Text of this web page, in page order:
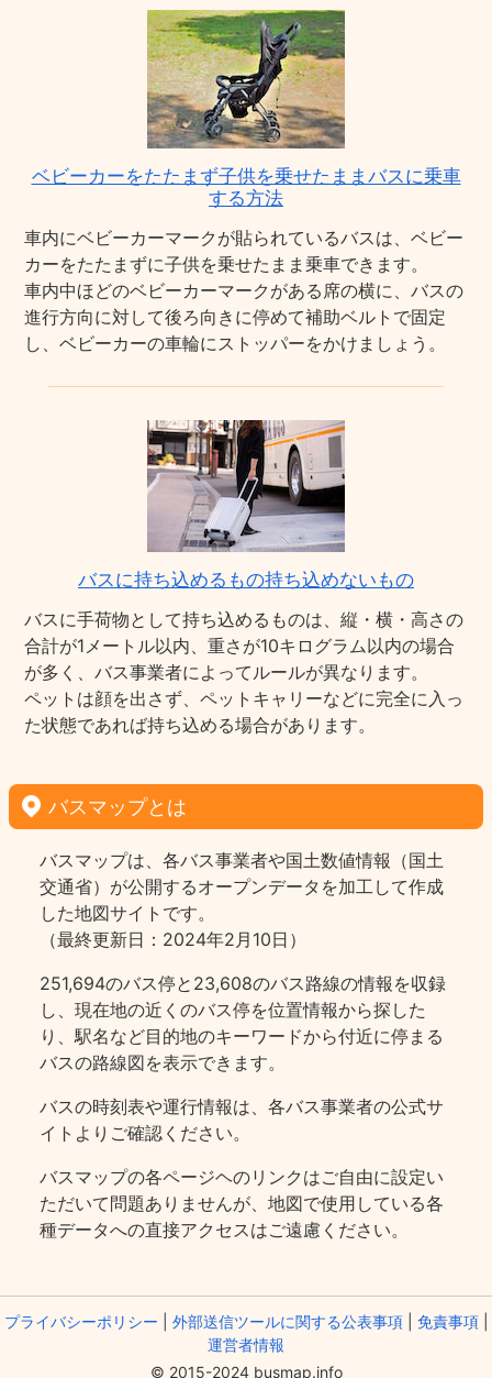
ベビーカーをたたまず子供を乗せたままバスに乗車
する方法
車内にベビーカーマークが貼られているバスは、ベビー
カーをたたまずに子供を乗せたまま乗車できます。
車内中ほどのベビーカーマークがある席の横に、バスの
進行方向に対して後ろ向きに停めて補助ベルトで固定
し、ベビーカーの車輪にストッパーをかけましょう。
バスに持ち込めるもの持ち込めないもの
バスに手荷物として持ち込めるものは、縦・横・高さの
合計が1メートル以内、重さが10キログラム以内の場合
が多く、バス事業者によってルールが異なります。
ペットは顔を出さず、ペットキャリーなどに完全に入っ
た状態であれば持ち込める場合があります。
バスマップとは
バスマップは、各バス事業者や国土数値情報（国土
交通省）が公開するオープンデータを加工して作成
した地図サイトです。
（最終更新日：2024年2月10日）
251,694のバス停と23,608のバス路線の情報を収録
し、現在地の近くのバス停を位置情報から探した
り、駅名など目的地のキーワードから付近に停まる
バスの路線図を表示できます。
バスの時刻表や運行情報は、各バス事業者の公式サ
イトよりご確認ください。
バスマップの各ページヘのリンクはご自由に設定い
ただいて問題ありませんが、地図で使用している各
種データへの直接アクセスはご遠慮ください。
プライバシーポリシー 外部送信ツールに関する公表事項| 免責事項|
運営者情報
© 2015-2024 busmap.info